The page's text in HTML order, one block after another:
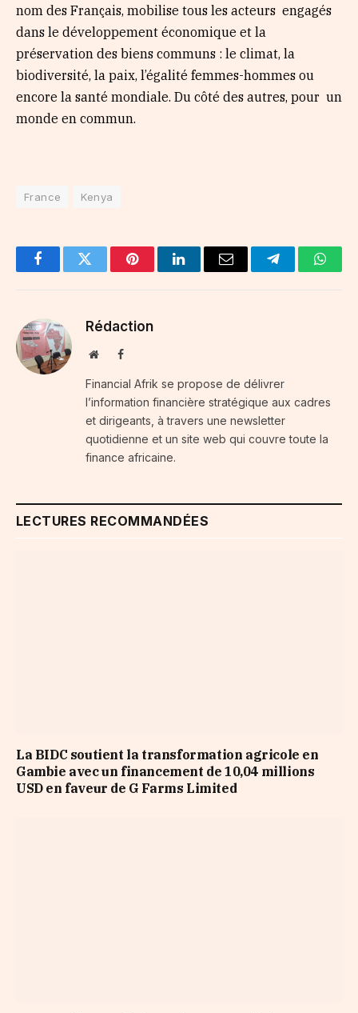
nom des Français, mobilise tous les acteurs engagés
dans le développement économique et la
préservation des biens communs : le climat, la
biodiversité, la paix, l’égalité femmes-hommes ou
encore la santé mondiale. Du côté des autres, pour un
monde en commun.
France Kenya
FacebookTwitter PinterestLinkedInEmail Telegram
Rédaction
WebsiteFacebook
Financial Afrik se propose de délivrer
l’information financière stratégique aux cadres
et dirigeants, à travers une newsletter
quotidienne et un site web qui couvre toute la
finance africaine.
LECTURES RECOMMANDÉES
La BIDC soutient la transformation agricole en
Gambie avec un financement de 10,04 millions
USD en faveur de G Farms Limited